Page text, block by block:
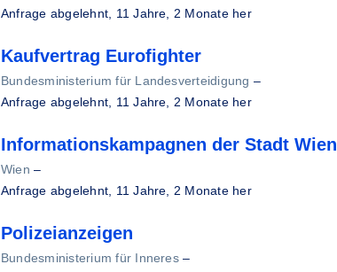
Anfrage abgelehnt, 11 Jahre, 2 Monate her
Kaufvertrag Eurofighter
Bundesministerium für Landesverteidigung –
Anfrage abgelehnt, 11 Jahre, 2 Monate her
Informationskampagnen der Stadt Wien
Wien –
Anfrage abgelehnt, 11 Jahre, 2 Monate her
Polizeianzeigen
Bundesministerium für Inneres–